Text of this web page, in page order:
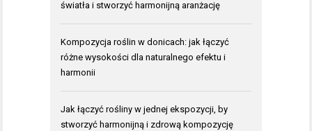
światła i stworzyć harmonijną aranżację
Kompozycja roślin w donicach: jak łączyć
różne wysokości dla naturalnego efektu i
harmonii
Jak łączyć rośliny w jednej ekspozycji, by
stworzyć harmonijną i zdrową kompozycję